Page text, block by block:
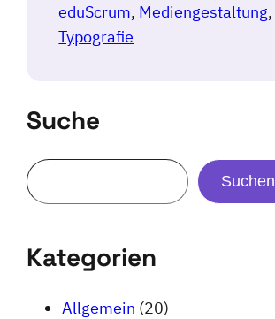
eduScrum, Mediengestaltung,
Typografie
Suche
Suchen
Kategorien
Allgemein (20)